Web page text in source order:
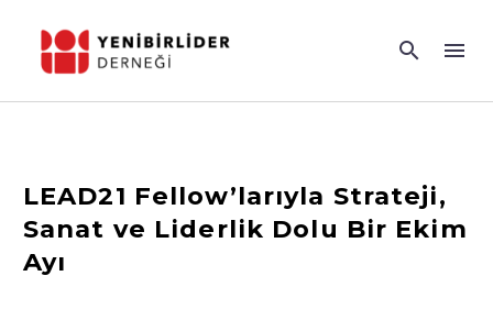
LEAD21 Fellow’larıyla Strateji,
Sanat ve Liderlik Dolu Bir Ekim
Ayı